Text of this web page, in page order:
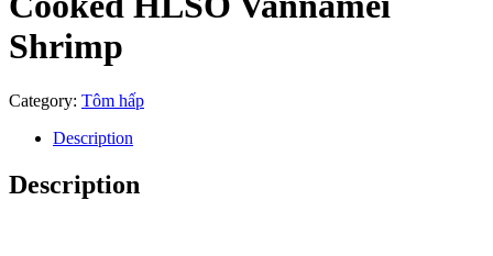
Shrimp
Category: Tôm hấp
Description
Description